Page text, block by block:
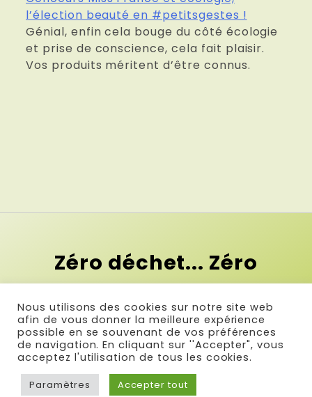
l’élection beauté en #petitsgestes !
Génial, enfin cela bouge du côté écologie
et prise de conscience, cela fait plaisir.
Vos produits méritent d’être connus.
Zéro déchet... Zéro
contrainte !
Et si le premier pas vers le zéro
déchet c'était la simplicité ?
Nous utilisons des cookies sur notre site web
afin de vous donner la meilleure expérience
possible en se souvenant de vos préférences
de navigation. En cliquant sur ''Accepter", vous
acceptez l'utilisation de tous les cookies.
Paramètres Accepter tout